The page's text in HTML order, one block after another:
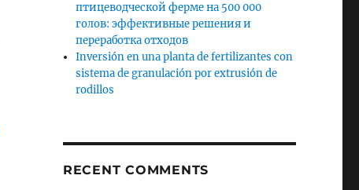
птицеводческой ферме на 500 000
голов: эффективные решения и
переработка отходов
Inversión en una planta de fertilizantes con
sistema de granulación por extrusión de
rodillos
RECENT COMMENTS